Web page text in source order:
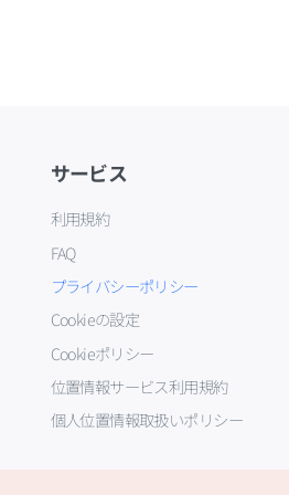
サービス
利用規約
FAQ
プライバシーポリシー
Cookieの設定
Cookieポリシー
位置情報サービス利用規約
個人位置情報取扱いポリシー